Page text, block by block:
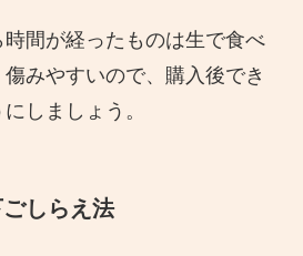
時間が経ったものは生で食べ
みやすいので、購入後でき
しましょう。
しらえ法